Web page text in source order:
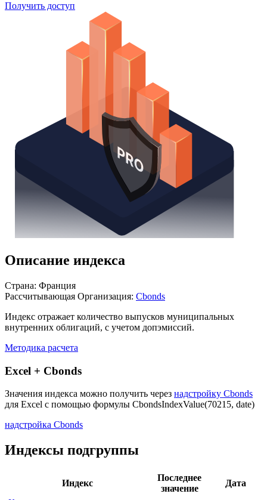
Получить доступ
Описание индекса
Страна: Франция
Рассчитывающая Организация: Cbonds
Индекс отражает количество выпусков муниципальных
внутренних облигаций, с учетом допэмиссий.
Методика расчета
Excel + Cbonds
Значения индекса можно получить через надстройку Cbonds
для Excel с помощью формулы CbondsIndexValue(70215, date)
надстройка Cbonds
Индексы подгруппы
Индекс
Последнее
значение
Дата